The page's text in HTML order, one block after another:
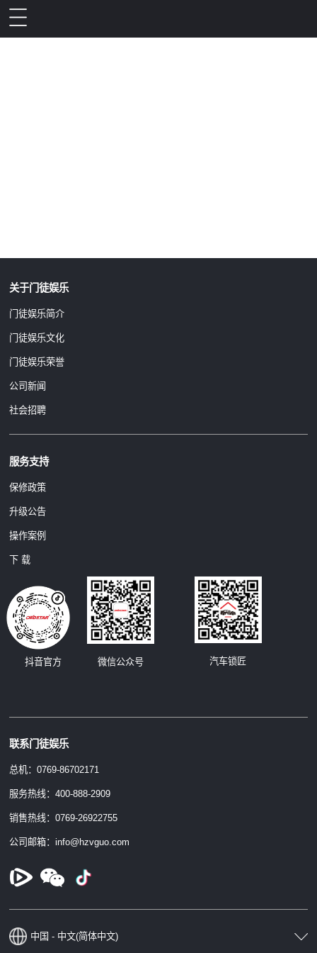
关于门徒娱乐
门徒娱乐简介
门徒娱乐文化
门徒娱乐荣誉
公司新闻
社会招聘
服务支持
保修政策
升级公告
操作案例
下 载
微信公众号
抖音官方 汽车锁匠
联系门徒娱乐
总机：0769-86702171
服务热线：400-888-2909
销售热线：0769-26922755
公司邮箱：info@hzvguo.com
中国 - 中文(简体中文)